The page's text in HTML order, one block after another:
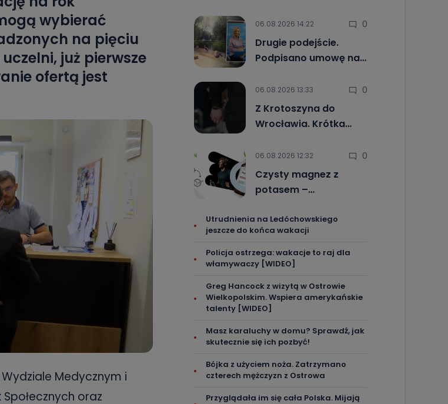
wybierać
na pięciu
już pierwsze
ofertą jest
Medycznym i
oraz
06.08.2026 14:22 0
Drugie podejście.
Podpisano umowę na…
06.08.2026 13:33 0
Z Krotoszyna do
Wrocławia. Krótka…
06.08.2026 12:32 0
Czysty magnez z
potasem –…
Utrudnienia na Ledóchowskiego
jeszcze do końca wakacji
Policja ostrzega: wakacje to raj dla
włamywaczy [WIDEO]
Greg Hancock z wizytą w Ostrowie
Wielkopolskim. Wspiera amerykańskie
talenty [WIDEO]
Masz karaluchy w domu? Sprawdź, jak
skutecznie się ich pozbyć!
Bójka z użyciem noża. Zatrzymano
czterech mężczyzn z Ostrowa
Przyglądała im się cała Polska. Mijają